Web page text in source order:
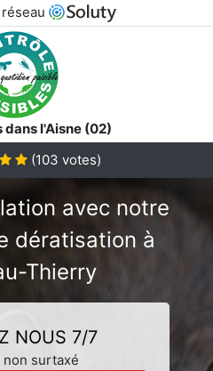
l'Aisne (02)
(103 votes)
avec notre
dératisation à
Thierry
NOUS 7/7
non surtaxé